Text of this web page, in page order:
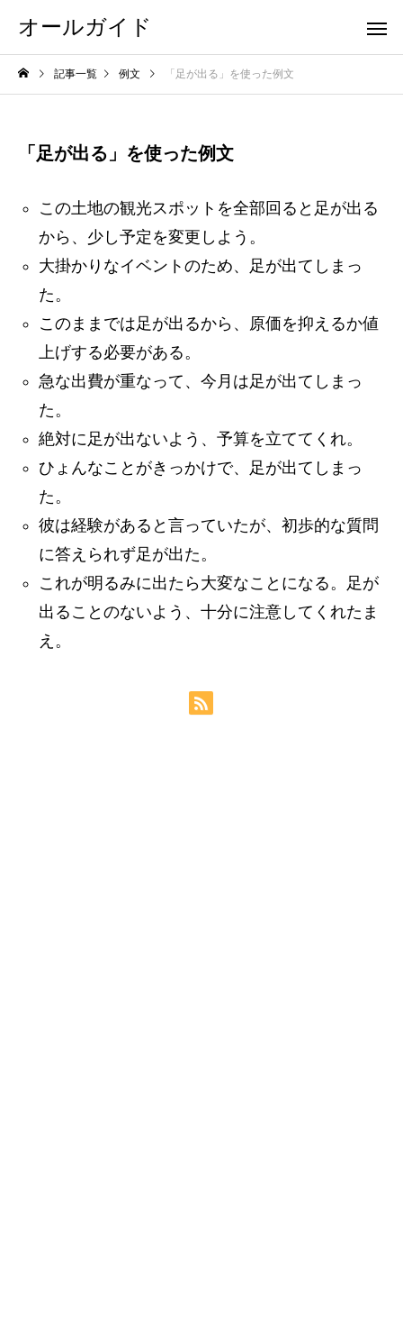
オールガイド
記事一覧 例文 「足が出る」を使った例文
「足が出る」を使った例文
この土地の観光スポットを全部回ると足が出る
から、少し予定を変更しよう。
大掛かりなイベントのため、足が出てしまっ
た。
このままでは足が出るから、原価を抑えるか値
上げする必要がある。
急な出費が重なって、今月は足が出てしまっ
た。
絶対に足が出ないよう、予算を立ててくれ。
ひょんなことがきっかけで、足が出てしまっ
た。
彼は経験があると言っていたが、初歩的な質問
に答えられず足が出た。
これが明るみに出たら大変なことになる。足が
出ることのないよう、十分に注意してくれたま
え。